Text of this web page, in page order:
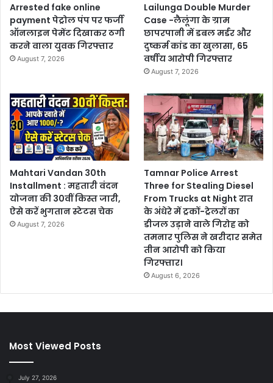
Arrested fake online
payment पेट्रोल पंप पर फर्जी
ऑनलाइन पेमेंट दिखाकर ठगी
करने वाला युवक गिरफ्तार
August 7, 2026
Lailunga Double Murder
Case -लैलूंगा के ग्राम
छापरपानी में डबल मर्डर और
दुष्कर्म कांड का खुलासा, 65
वर्षीय आरोपी गिरफ्तार
August 7, 2026
Mahtari Vandan 30th
Installment : महतारी वंदन
योजना की 30वीं किस्त जारी,
ऐसे करें भुगतान स्टेटस चेक
August 7, 2026
Tamnar Police Arrest
Three for Stealing Diesel
From Trucks at Night रात
के अंधेरे में ट्रकों-ट्रेलरों का
डीजल उड़ाने वाले गिरोह को
तमनार पुलिस ने खरीदार समेत
तीन आरोपी को किया
गिरफ्तार।
August 6, 2026
Most Viewed Posts
July 27, 2026